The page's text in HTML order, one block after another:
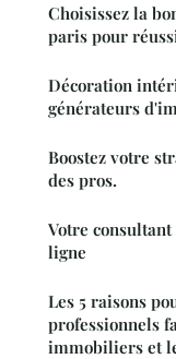
Choisissez la
paris pour
Décoration
générateurs
Boostez votre
des pros.
Votre
ligne
Les 5 raisons
professionnels
immobiliers et